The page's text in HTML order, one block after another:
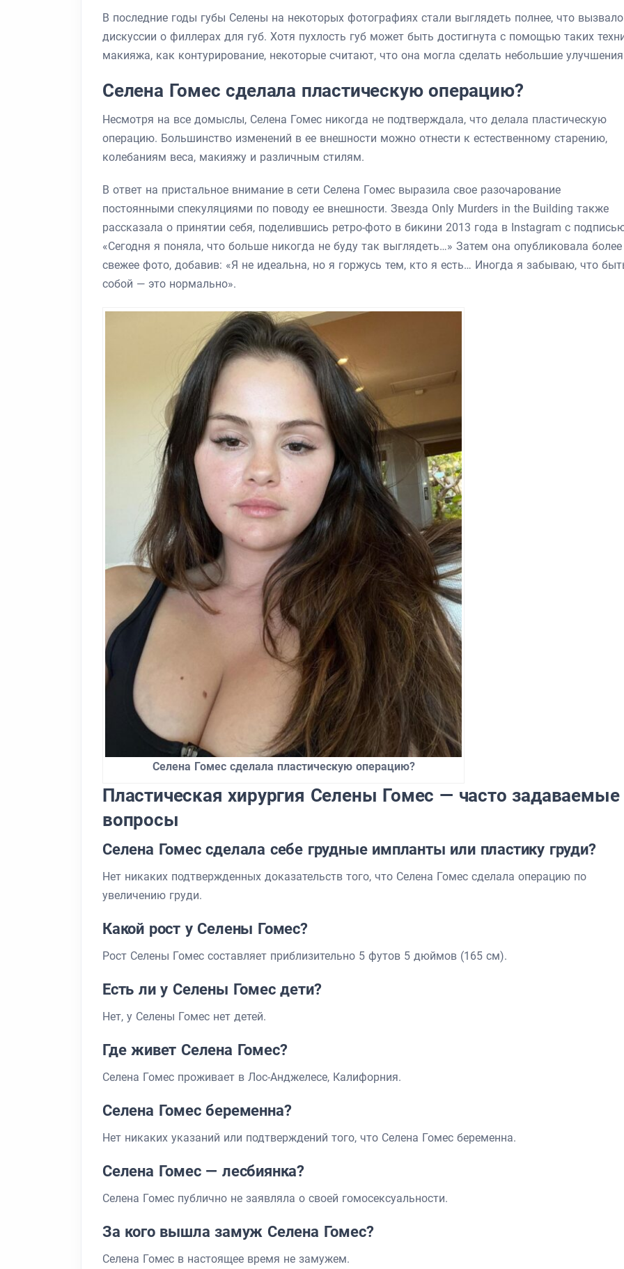
В последние годы губы Селены на некоторых фотографиях стали выглядеть полнее, что вызвало
дискуссии о филлерах для губ. Хотя пухлость губ может быть достигнута с помощью таких
макияжа, как контурирование, некоторые считают, что она могла сделать небольшие
Селена Гомес сделала пластическую операцию?
Несмотря на все домыслы, Селена Гомес никогда не подтверждала, что делала пластическую
операцию. Большинство изменений в ее внешности можно отнести к естественному старению,
колебаниям веса, макияжу и различным стилям.
В ответ на пристальное внимание в сети Селена Гомес выразила свое разочарование
постоянными спекуляциями по поводу ее внешности. Звезда Only Murders in the Building также
рассказала о принятии себя, поделившись ретро-фото в бикини 2013 года в Instagram с
«Сегодня я поняла, что больше никогда не буду так выглядеть…» Затем она опубликовала более
свежее фото, добавив: «Я не идеальна, но я горжусь тем, кто я есть… Иногда я забываю, что
собой — это нормально».
Селена Гомес сделала пластическую операцию?
Пластическая хирургия Селены Гомес — часто задаваемые
вопросы
Селена Гомес сделала себе грудные импланты или пластику груди?
Нет никаких подтвержденных доказательств того, что Селена Гомес сделала операцию по
увеличению груди.
Какой рост у Селены Гомес?
Рост Селены Гомес составляет приблизительно 5 футов 5 дюймов (165 см).
Есть ли у Селены Гомес дети?
Нет, у Селены Гомес нет детей.
Где живет Селена Гомес?
Селена Гомес проживает в Лос-Анджелесе, Калифорния.
Селена Гомес беременна?
Нет никаких указаний или подтверждений того, что Селена Гомес беременна.
Селена Гомес — лесбиянка?
Селена Гомес публично не заявляла о своей гомосексуальности.
За кого вышла замуж Селена Гомес?
Селена Гомес в настоящее время не замужем.